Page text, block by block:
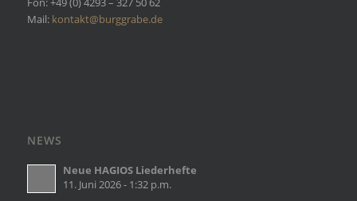
Mail: kontakt@burggrabe.de
NEWS
Neue HAGIOS Liederhefte
11. Juni 2026 - 1:32 p.m.